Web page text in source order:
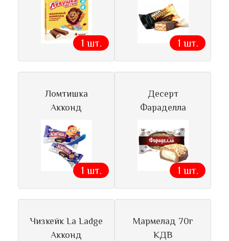
1 шт. 1 шт.
Ломтишка
Акконд
1 шт.
Десерт
Фараделла
1 шт.
Чизкейк La Ladge
Акконд
Мармелад 70г
КДВ